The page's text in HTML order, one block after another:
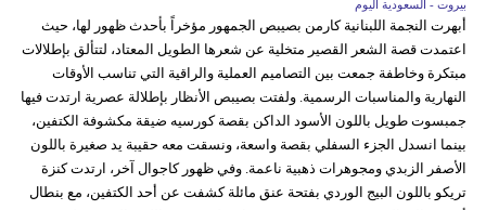
بيروت - السعودية اليوم
أبهرت النجمة اللبنانية كارمن بصيبص الجمهور مؤخراً بأحدث ظهور لها، حيث
اعتمدت قصة الشعر القصير متخلية عن شعرها الطويل المعتاد، لتتألق بإطلالات
مبتكرة وخاطفة جمعت بين التصاميم العملية والراقية التي تناسب الأوقات
النهارية والمناسبات الرسمية. ولفتت بصيبص الأنظار بإطلالة عصرية ارتدت فيها
جمبسوت طويل باللون الأسود الداكن بقصة كورسيه ضيقة مكشوفة الكتفين،
بينما انسدل الجزء السفلي بقصة واسعة، ونسقت معه حقيبة يد صغيرة باللون
الأصفر الزبدي ومجوهرات ذهبية ناعمة. وفي ظهور كاجوال آخر، ارتدت كنزة
تريكو باللون البيج الوردي بفتحة عنق مائلة كشفت عن أحد الكتفين، مع بنطال